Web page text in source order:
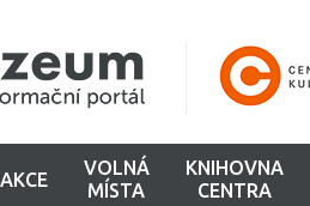
AKCE
VOLNÁ
MÍSTA
KNIHOVNA
CENTRA